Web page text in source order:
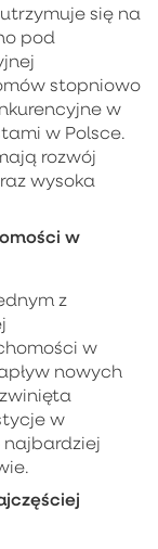
się na
pod
stopniowo
w
w Polsce.
rozwój
wysoka
w
z
w
nowych
w
najbardziej